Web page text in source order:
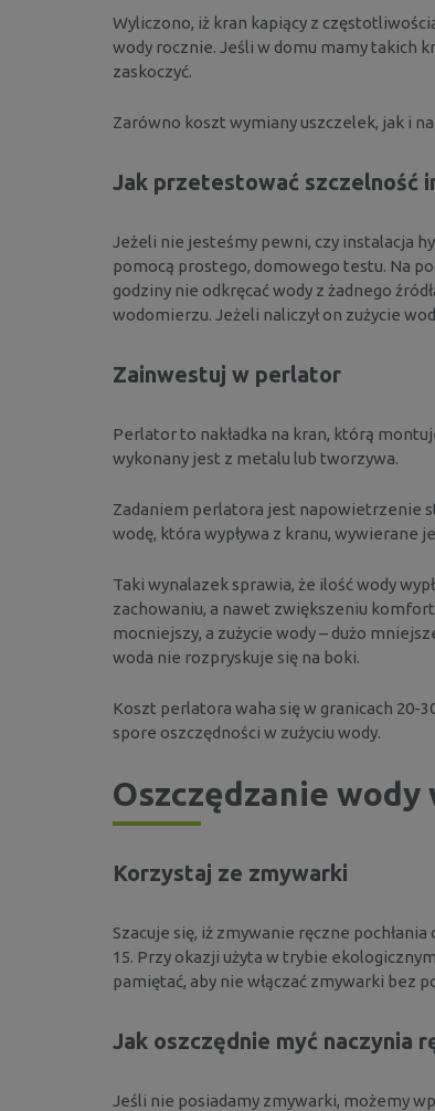
Wyliczono, iż kran kapiący z
wody rocznie. Jeśli w domu mamy takich
zaskoczyć.
Zarówno koszt wymiany uszczelek, jak i
Jak przetestować szczelność
Jeżeli nie jesteśmy pewni, czy instalacja
pomocą prostego, domowego testu. Na
godziny nie odkręcać wody z żadnego
wodomierzu. Jeżeli naliczył on zużycie
Zainwestuj w perlator
Perlator to nakładka na kran, którą
wykonany jest z metalu lub tworzywa.
Zadaniem perlatora jest napowietrzenie
wodę, która wypływa z kranu, wywierane
Taki wynalazek sprawia, że ilość wody
zachowaniu, a nawet zwiększeniu
mocniejszy, a zużycie wody – dużo
woda nie rozpryskuje się na boki.
Koszt perlatora waha się w granicach 20-
spore oszczędności w zużyciu wody.
Oszczędzanie wody
Korzystaj ze zmywarki
Szacuje się, iż zmywanie ręczne
15. Przy okazji użyta w trybie
pamiętać, aby nie włączać zmywarki bez
Jak oszczędnie myć naczynia
Jeśli nie posiadamy zmywarki, możemy